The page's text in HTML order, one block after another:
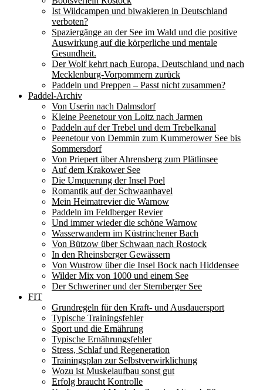
Ist Wildcampen und biwakieren in Deutschland
verboten?
Spaziergänge an der See im Wald und die positive
Auswirkung auf die körperliche und mentale
Gesundheit.
Der Wolf kehrt nach Europa, Deutschland und nach
Mecklenburg-Vorpommern zurück
Paddeln und Preppen – Passt nicht zusammen?
Paddel-Archiv
Von Userin nach Dalmsdorf
Kleine Peenetour von Loitz nach Jarmen
Paddeln auf der Trebel und dem Trebelkanal
Peenetour von Demmin zum Kummerower See bis
Sommersdorf
Von Priepert über Ahrensberg zum Plätlinsee
Auf dem Krakower See
Die Umquerung der Insel Poel
Romantik auf der Schwaanhavel
Mein Heimatrevier die Warnow
Paddeln im Feldberger Revier
Und immer wieder die schöne Warnow
Wasserwandern im Küstrinchener Bach
Von Bützow über Schwaan nach Rostock
In den Rheinsberger Gewässern
Von Wustrow über die Insel Bock nach Hiddensee
Wilder Mix von 1000 und einem See
Der Schweriner und der Sternberger See
FIT
Grundregeln für den Kraft- und Ausdauersport
Typische Trainingsfehler
Sport und die Ernährung
Typische Ernährungsfehler
Stress, Schlaf und Regeneration
Trainingsplan zur Selbstverwirklichung
Wozu ist Muskelaufbau sonst gut
Erfolg braucht Kontrolle